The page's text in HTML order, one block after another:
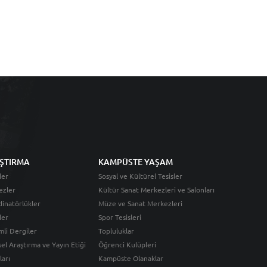
Dergiler
Araştırma ve Yayın Etiği
KAMPÜSTE YAŞAM
Sosyal ve Kültürel Tesisler
Kültür Sanat Merkezleri ve Salonları
Müze ve Sanat Merkezleri
Spor Tesisleri
Topluluklar
Öğrenci Kulüpleri
Kampüste Olanaklar